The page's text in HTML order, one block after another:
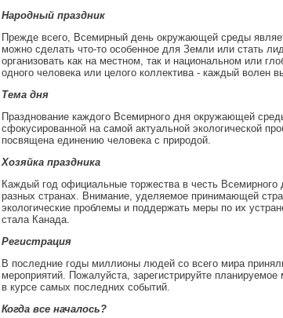
Народный праздник
Прежде всего, Всемирный день окружающей среды
можно сделать что-то особенное для Земли или стать
организовать как на местном, так и национальном или
одного человека или целого коллектива - каждый волен
Тема дня
Празднование каждого Всемирного дня окружающей
сфокусированной на самой актуальной экологической
посвящена единению человека с природой.
Хозяйка праздника
Каждый год официальные торжества в честь
разных странах. Внимание, уделяемое принимающей
экологические проблемы и поддержать меры по их
стала Канада.
Регистрация
В последние годы миллионы людей со всего мира
мероприятий. Пожалуйста, зарегистрируйте
в курсе самых последних событий.
Когда все началось?